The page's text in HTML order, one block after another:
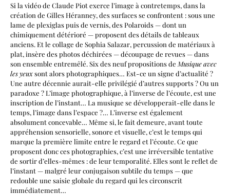
Si la vidéo de Claude Piot exerce l’image à contretemps, dans la
création de Gilles Héranney, des surfaces se confrontent : sous une
lame de plexiglas puis de vernis, des Polaroids — dont un
chimiquement détérioré — proposent des détails de tableaux
anciens. Et le collage de Sophia Salazar, percussion de matériaux à
plat, insère des photos déchirées — découpage de revues — dans
son ensemble entremêlé. Six des neuf propositions de Musique avec
les yeuxsont alors photographiques… Est-ce un signe d’actualité ?
Une autre décennie aurait-elle privilégié d’autres supports ? Ou un
paradoxe ? L’image photographique, à l’inverse de l’écoute, est une
inscription de l’instant… La musique se développerait-elle dans le
temps, l’image dans l’espace ?… L’inverse est également
absolument concevable… Même si, le fait demeure, avant toute
appréhension sensorielle, sonore et visuelle, c’est le temps qui
marque la première limite entre le regard et l’écoute. Ce que
proposent donc ces photographies, c’est une irréversible tentative
de sortir d’elles-mêmes : de leur temporalité. Elles sont le reflet de
l’instant — malgré leur conjugaison subtile du temps — que
redouble une saisie globale du regard qui les circonscrit
immédiatement…